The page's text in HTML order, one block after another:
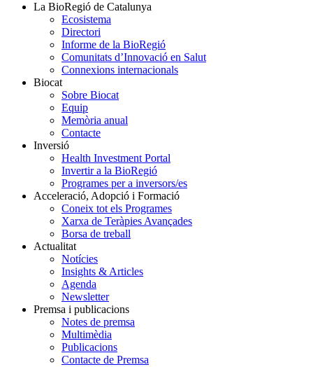
La BioRegió de Catalunya
Ecosistema
Directori
Informe de la BioRegió
Comunitats d’Innovació en Salut
Connexions internacionals
Biocat
Sobre Biocat
Equip
Memòria anual
Contacte
Inversió
Health Investment Portal
Invertir a la BioRegió
Programes per a inversors/es
Acceleració, Adopció i Formació
Coneix tot els Programes
Xarxa de Teràpies Avançades
Borsa de treball
Actualitat
Notícies
Insights & Articles
Agenda
Newsletter
Premsa i publicacions
Notes de premsa
Multimèdia
Publicacions
Contacte de Premsa